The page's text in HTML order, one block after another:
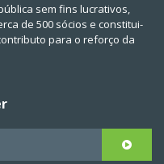
sem fins lucrativos,
de 500 sócios e constitui-
para o reforço da